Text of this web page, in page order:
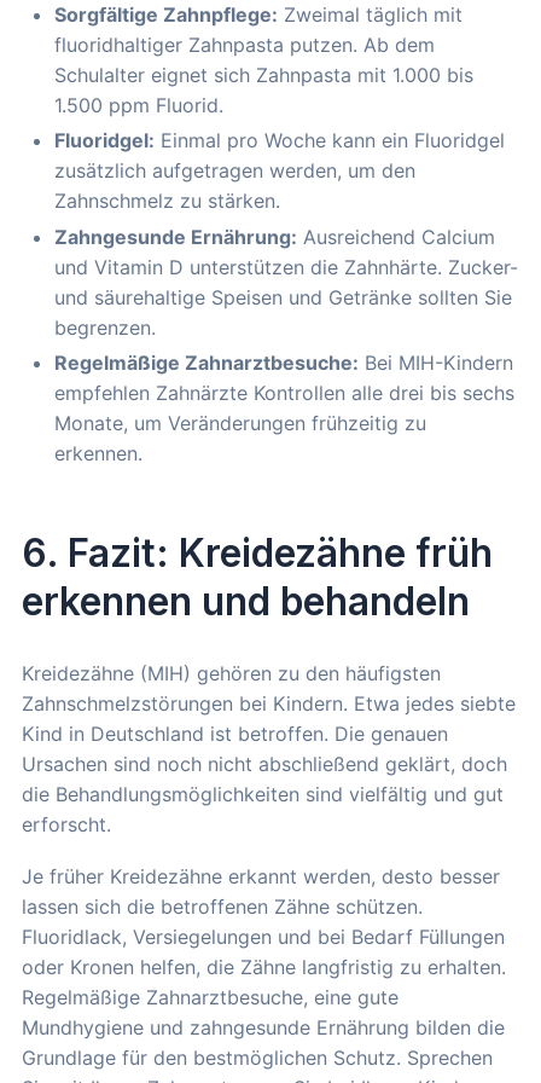
Sorgfältige Zahnpflege: Zweimal täglich mit
fluoridhaltiger Zahnpasta putzen. Ab dem
Schulalter eignet sich Zahnpasta mit 1.000 bis
1.500 ppm Fluorid.
Fluoridgel: Einmal pro Woche kann ein Fluoridgel
zusätzlich aufgetragen werden, um den
Zahnschmelz zu stärken.
Zahngesunde Ernährung: Ausreichend Calcium
und Vitamin D unterstützen die Zahnhärte. Zucker-
und säurehaltige Speisen und Getränke sollten Sie
begrenzen.
Regelmäßige Zahnarztbesuche: Bei MIH-Kindern
empfehlen Zahnärzte Kontrollen alle drei bis sechs
Monate, um Veränderungen frühzeitig zu
erkennen.
6. Fazit: Kreidezähne früh
erkennen und behandeln
Kreidezähne (MIH) gehören zu den häufigsten
Zahnschmelzstörungen bei Kindern. Etwa jedes siebte
Kind in Deutschland ist betroffen. Die genauen
Ursachen sind noch nicht abschließend geklärt, doch
die Behandlungsmöglichkeiten sind vielfältig und gut
erforscht.
Je früher Kreidezähne erkannt werden, desto besser
lassen sich die betroffenen Zähne schützen.
Fluoridlack, Versiegelungen und bei Bedarf Füllungen
oder Kronen helfen, die Zähne langfristig zu erhalten.
Regelmäßige Zahnarztbesuche, eine gute
Mundhygiene und zahngesunde Ernährung bilden die
Grundlage für den bestmöglichen Schutz. Sprechen